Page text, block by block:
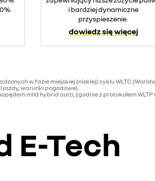
i bardziej dynamiczne
przyspieszenie.
dowiedz się więcej
w fazie miejskiej (niskiej) cyklu WLTC
warunki pogodowe).
mild hybrid auto, zgodnie z protokołem WLTP
E-Tech